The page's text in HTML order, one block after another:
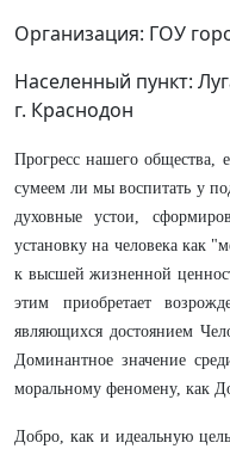
Организация: ГОУ
Населенный пункт:
г. Краснодон
Прогресс нашего общества,
сумеем ли мы воспитать у
духо­вные устои,
установку на человека как
к высшей жизненной
этим приобретает
являющихся достоянием
Доминантное значение
моральному феномену, как
Добро, как и идеальную